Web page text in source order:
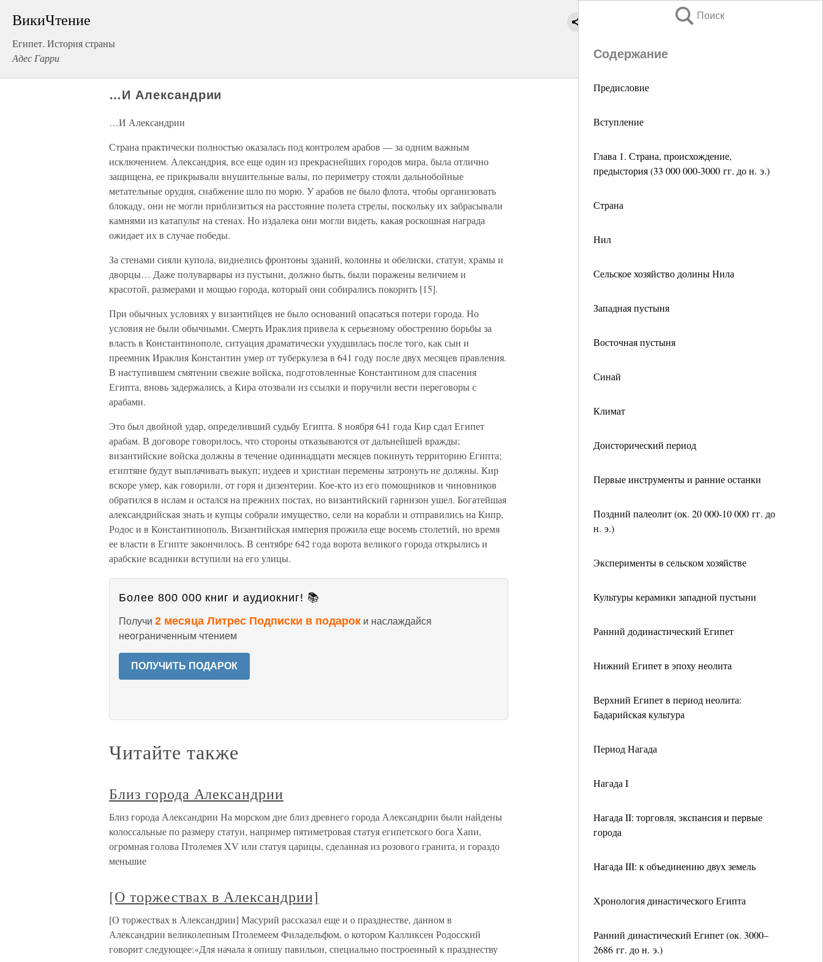
ВикиЧтение
Египет. История страны
Адес Гарри
Поиск
Содержание
Предисловие
Вступление
Глава 1. Страна, происхождение,
предыстория (33 000 000-3000 гг. до н. э.)
Страна
Нил
Сельское хозяйство долины Нила
Западная пустыня
Восточная пустыня
Синай
Климат
Доисторический период
Первые инструменты и ранние останки
Поздний палеолит (ок. 20 000-10 000 гг. до
н. э.)
Эксперименты в сельском хозяйстве
Культуры керамики западной пустыни
Ранний додинастический Египет
Нижний Египет в эпоху неолита
Верхний Египет в период неолита:
Бадарийская культура
Период Нагада
Нагада I
Нагада II: торговля, экспансия и первые
города
Нагада III: к объединению двух земель
Хронология династического Египта
Ранний династический Египет (ок. 3000–
2686 гг. до н. э.)
…И Александрии
…И Александрии
Страна практически полностью оказалась под контролем арабов — за одним важным
исключением. Александрия, все еще один из прекраснейших городов мира, была отлично
защищена, ее прикрывали внушительные валы, по периметру стояли дальнобойные
метательные орудия, снабжение шло по морю. У арабов не было флота, чтобы организовать
блокаду, они не могли приблизиться на расстояние полета стрелы, поскольку их забрасывали
камнями из катапульт на стенах. Но издалека они могли видеть, какая роскошная награда
ожидает их в случае победы.
За стенами сияли купола, виднелись фронтоны зданий, колонны и обелиски, статуи, храмы и
дворцы… Даже полуварвары из пустыни, должно быть, были поражены величием и
красотой, размерами и мощью города, который они собирались покорить [15].
При обычных условиях у византийцев не было оснований опасаться потери города. Но
условия не были обычными. Смерть Ираклия привела к серьезному обострению борьбы за
власть в Константинополе, ситуация драматически ухудшилась после того, как сын и
преемник Ираклия Константин умер от туберкулеза в 641 году после двух месяцев правления.
В наступившем смятении свежие войска, подготовленные Константином для спасения
Египта, вновь задержались, а Кира отозвали из ссылки и поручили вести переговоры с
арабами.
Это был двойной удар, определивший судьбу Египта. 8 ноября 641 года Кир сдал Египет
арабам. В договоре говорилось, что стороны отказываются от дальнейшей вражды;
византийские войска должны в течение одиннадцати месяцев покинуть территорию Египта;
египтяне будут выплачивать выкуп; иудеев и христиан перемены затронуть не должны. Кир
вскоре умер, как говорили, от горя и дизентерии. Кое-кто из его помощников и чиновников
обратился в ислам и остался на прежних постах, но византийский гарнизон ушел. Богатейшая
александрийская знать и купцы собрали имущество, сели на корабли и отправились на Кипр,
Родос и в Константинополь. Византийская империя прожила еще восемь столетий, но время
ее власти в Египте закончилось. В сентябре 642 года ворота великого города открылись и
арабские всадники вступили на его улицы.
Более 800 000 книг и аудиокниг! 📚
Получи 2 месяца Литрес Подписки в подарок и наслаждайся
неограниченным чтением
ПОЛУЧИТЬ ПОДАРОК
Читайте также
Близ города Александрии
Близ города Александрии На морском дне близ древнего города Александрии были найдены
колоссальные по размеру статуи, например пятиметровая статуя египетского бога Хапи,
огромная голова Птолемея XV или статуя царицы, сделанная из розового гранита, и гораздо
меньшие
[О торжествах в Александрии]
[О торжествах в Александрии] Масурий рассказал еще и о празднестве, данном в
Александрии великолепным Птолемеем Филадельфом, о котором Калликсен Родосский
говорит следующее:«Для начала я опишу павильон, специально построенный к празднеству